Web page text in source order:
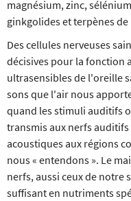
magnésium, zinc,
ginkgolides et terpènes de
Des cellules nerveuses
décisives pour la fonction
ultrasensibles de l'oreille
sons que l'air nous
quand les stimuli auditifs
transmis aux nerfs
acoustiques aux régions
nous « entendons ». Le
nerfs, aussi ceux de
suffisant en nutriments